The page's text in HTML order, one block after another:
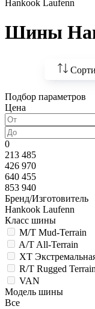
Hankook Laufenn
Шины
По
По
Подбор параметров
Цена
0
213 485
426 970
640 455
853 940
Бренд/Изготовитель
Hankook Laufenn
Класс шины
M/T Mud-Terrain
A/T All-Terrain
XT
R/T Rugged Terrain
VAN
Модель шины
Все